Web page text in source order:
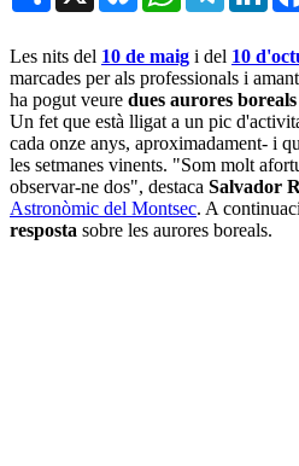
Les nits del 10 de maig i del 10
marcades per als professionals i
ha pogut veure dues aurores boreals
Un fet que està lligat a un pic
cada onze anys, aproximadament- i
les setmanes vinents. "Som molt
observar-ne dos", destaca Salvador
Astronòmic del Montsec. A
resposta sobre les aurores boreals.